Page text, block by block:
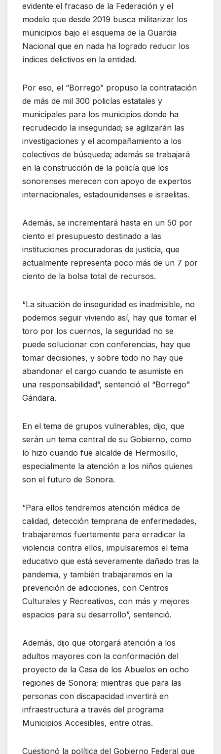
evidente el fracaso de la Federación y el
modelo que desde 2019 busca militarizar los
municipios bajo el esquema de la Guardia
Nacional que en nada ha logrado reducir los
índices delictivos en la entidad.
Por eso, el “Borrego” propuso la contratación
de más de mil 300 policías estatales y
municipales para los municipios donde ha
recrudecido la inseguridad; se agilizarán las
investigaciones y el acompañamiento a los
colectivos de búsqueda; además se trabajará
en la construcción de la policía que los
sonorenses merecen con apoyo de expertos
internacionales, estadounidenses e israelitas.
Además, se incrementará hasta en un 50 por
ciento el presupuesto destinado a las
instituciones procuradoras de justicia, que
actualmente representa poco más de un 7 por
ciento de la bolsa total de recursos.
“La situación de inseguridad es inadmisible, no
podemos seguir viviendo así, hay que tomar el
toro por los cuernos, la seguridad no se
puede solucionar con conferencias, hay que
tomar decisiones, y sobre todo no hay que
abandonar el cargo cuando te asumiste en
una responsabilidad”, sentenció el “Borrego”
Gándara.
En el tema de grupos vulnerables, dijo, que
serán un tema central de su Gobierno, como
lo hizo cuando fue alcalde de Hermosillo,
especialmente la atención a los niños quienes
son el futuro de Sonora.
“Para ellos tendremos atención médica de
calidad, detección temprana de enfermedades,
trabajaremos fuertemente para erradicar la
violencia contra ellos, impulsaremos el tema
educativo que está severamente dañado tras la
pandemia, y también trabajaremos en la
prevención de adicciones, con Centros
Culturales y Recreativos, con más y mejores
espacios para su desarrollo”, sentenció.
Además, dijo que otorgará atención a los
adultos mayores con la conformación del
proyecto de la Casa de los Abuelos en ocho
regiones de Sonora; mientras que para las
personas con discapacidad invertirá en
infraestructura a través del programa
Municipios Accesibles, entre otras.
Cuestionó la política del Gobierno Federal que